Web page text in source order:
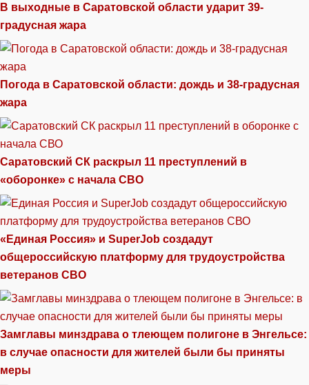
В выходные в Саратовской области ударит 39-
градусная жара
Погода в Саратовской области: дождь и 38-градусная
жара
Саратовский СК раскрыл 11 преступлений в
«оборонке» с начала СВО
«Единая Россия» и SuperJob создадут
общероссийскую платформу для трудоустройства
ветеранов СВО
Замглавы минздрава о тлеющем полигоне в Энгельсе:
в случае опасности для жителей были бы приняты
меры